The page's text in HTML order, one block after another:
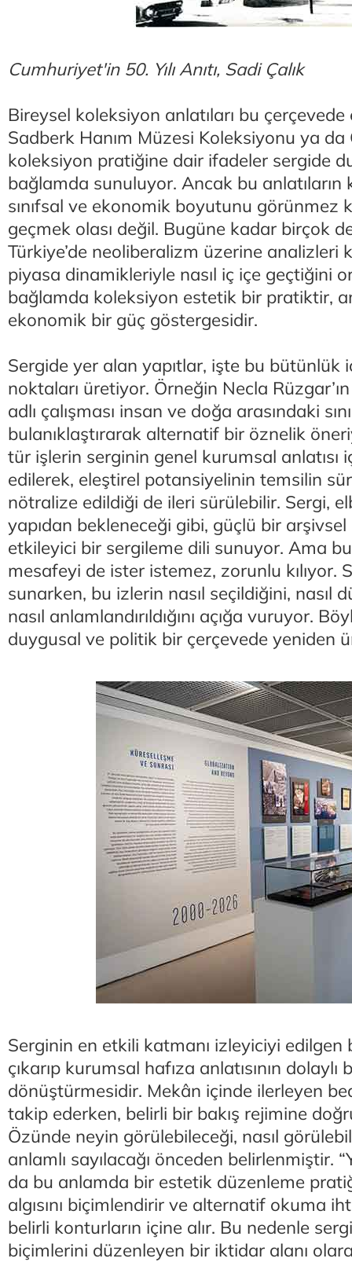
Cumhuriyet'in 50. Yılı Anıtı, Sadi Çalık
Bireysel koleksiyon anlatıları bu çerçevede
Sadberk Hanım Müzesi Koleksiyonu ya da
koleksiyon pratiğine dair ifadeler sergide
bağlamda sunuluyor. Ancak bu
sınıfsal ve ekonomik boyutunu görünmez
geçmek olası değil. Bugüne kadar birçok
Türkiye’de neoliberalizm üzerine analizleri
piyasa dinamikleriyle nasıl iç içe geçtiğini
bağlamda koleksiyon estetik bir pratiktir,
ekonomik bir güç göstergesidir.
Sergide yer alan yapıtlar, işte bu bütünlük
noktaları üretiyor. Örneğin Necla
adlı çalışması insan ve doğa arasındaki
bulanıklaştırarak alternatif bir öznelik
tür işlerin serginin genel kurumsal anlatısı
edilerek, eleştirel potansiyelinin temsilin
nötralize edildiği de ileri sürülebilir. Sergi,
yapıdan bekleneceği gibi, güçlü bir
etkileyici bir sergileme dili sunuyor. Ama
mesafeyi de ister istemez, zorunlu kılıyor.
sunarken, bu izlerin nasıl seçildiğini, nasıl
nasıl anlamlandırıldığını açığa vuruyor.
duygusal ve politik bir çerçevede yeniden
Serginin en etkili katmanı izleyiciyi edilgen
çıkarıp kurumsal hafıza anlatısının dolaylı
dönüştürmesidir. Mekân içinde ilerleyen
takip ederken, belirli bir bakış rejimine
Özünde neyin görülebileceği, nasıl
anlamlı sayılacağı önceden belirlenmiştir.
da bu anlamda bir estetik düzenleme
algısını biçimlendirir ve alternatif okuma
belirli konturların içine alır. Bu nedenle
biçimlerini düzenleyen bir iktidar alanı